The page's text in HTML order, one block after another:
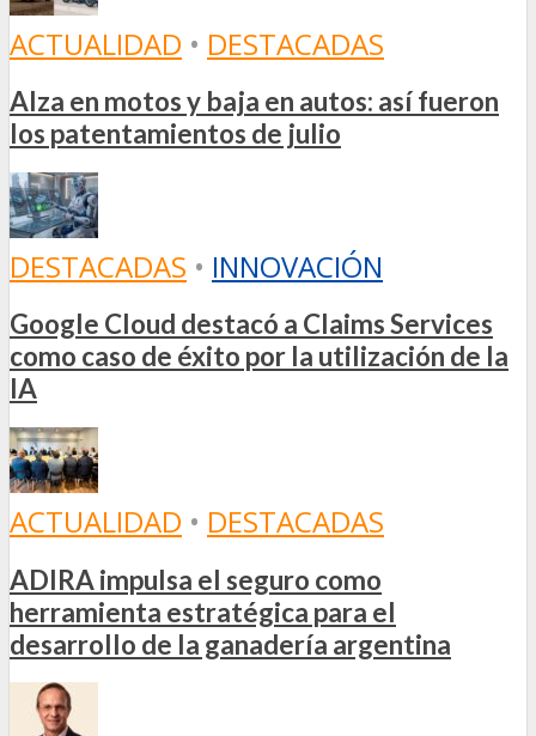
ACTUALIDAD • DESTACADAS
Alza en motos y baja en autos: así fueron
los patentamientos de julio
DESTACADAS • INNOVACIÓN
Google Cloud destacó a Claims Services
como caso de éxito por la utilización de la
IA
ACTUALIDAD • DESTACADAS
ADIRA impulsa el seguro como
herramienta estratégica para el
desarrollo de la ganadería argentina